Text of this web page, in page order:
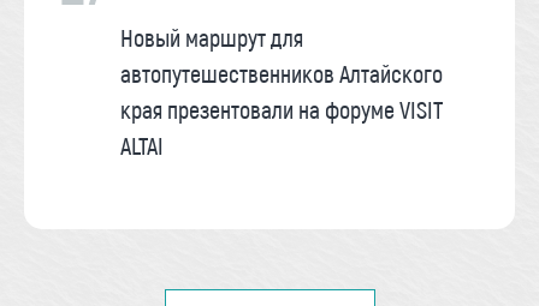
Новый маршрут для
автопутешественников Алтайского
края презентовали на форуме VISIT
ALTAI